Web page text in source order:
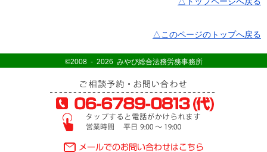
△このページのトップへ戻る
©2008 - 2026 みやび総合法務労務事務所